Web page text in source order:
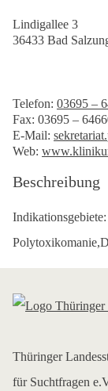
Lindigallee 3
36433 Bad
Telefon: 03695 –
Fax: 03695 –
E-Mail:
Web:
Beschreibung
Thüringer
für Suchtfragen